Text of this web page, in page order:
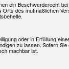
ein Beschwerderecht
des mutmaßlichen
oder in Erfüllung
zu lassen. Sofern
machbar ist.